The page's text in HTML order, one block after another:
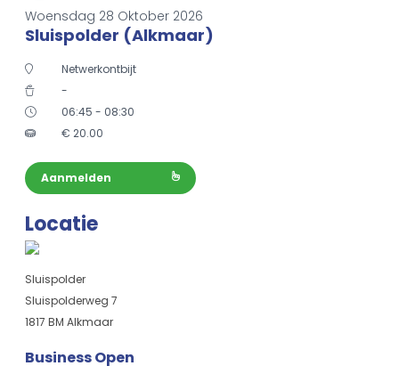
Woensdag 28 Oktober 2026
Sluispolder (Alkmaar)
Netwerkontbijt
-
06:45 - 08:30
€ 20.00
Aanmelden
Locatie
Sluispolder
Sluispolderweg 7
1817 BM Alkmaar
Business Open